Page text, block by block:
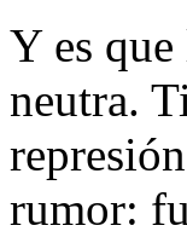
Y es
neutra.
rumor: